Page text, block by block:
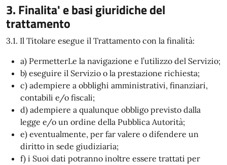
3. Finalita' e basi giuridiche del
trattamento
3.1. Il Titolare esegue il Trattamento con la finalità:
a) PermetterLe la navigazione e l’utilizzo del Servizio;
b) eseguire il Servizio o la prestazione richiesta;
c) adempiere a obblighi amministrativi, finanziari,
contabili e/o fiscali;
d) adempiere a qualunque obbligo previsto dalla
legge e/o un ordine della Pubblica Autorità;
e) eventualmente, per far valere o difendere un
diritto in sede giudiziaria;
f) i Suoi dati potranno inoltre essere trattati per